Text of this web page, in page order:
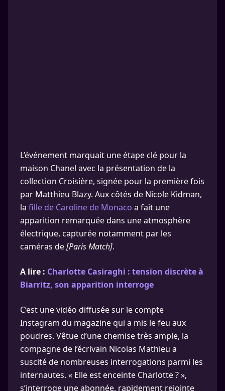
L’événement marquait une étape clé pour la
maison Chanel avec la présentation de la
collection Croisière, signée pour la première fois
par Matthieu Blazy. Aux côtés de Nicole Kidman,
la fille de Caroline de Monaco a fait une
apparition remarquée dans une atmosphère
électrique, capturée notamment par les
caméras de[Paris Match].
A lire : Charlotte Casiraghi : tension discrète à
Biarritz, son apparition interroge
C’est une vidéo diffusée sur le compte
Instagram du magazine qui a mis le feu aux
poudres. Vêtue d’une chemise très ample, la
compagne de l’écrivain Nicolas Mathieu a
suscité de nombreuses interrogations parmi les
internautes. « Elle est enceinte Charlotte ? »,
s’interroge une abonnée, rapidement rejointe